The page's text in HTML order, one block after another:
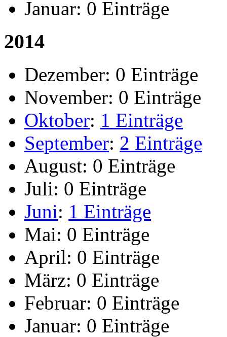
Januar: 0 Einträge
2014
Dezember: 0 Einträge
November: 0 Einträge
Oktober: 1 Einträge
September: 2 Einträge
August: 0 Einträge
Juli: 0 Einträge
Juni: 1 Einträge
Mai: 0 Einträge
April: 0 Einträge
März: 0 Einträge
Februar: 0 Einträge
Januar: 0 Einträge